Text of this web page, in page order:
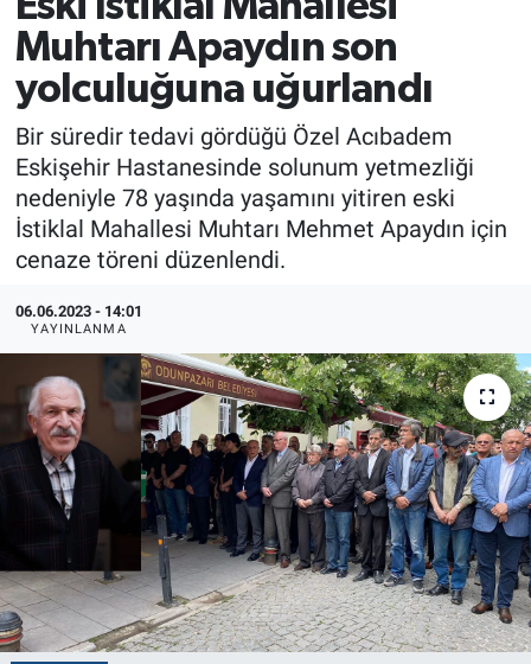
Muhtarı Apaydın son
yolculuğuna uğurlandı
Bir süredir tedavi gördüğü Özel Acıbadem
Eskişehir Hastanesinde solunum yetmezliği
nedeniyle 78 yaşında yaşamını yitiren eski
İstiklal Mahallesi Muhtarı Mehmet Apaydın için
cenaze töreni düzenlendi.
06.06.2023 - 14:01
YAYINLANMA
Türkiye
Dünya
Sağlık
Alış-Veriş/İş dünyası
Eskişehir Arşivi
Röportaj
Ekonomi
Kültür Sanat
Bilecik
Kütahya
Gezi
Genel
Çevre
Yerel
Tüm Manşetler
Son Dakika Haberleri
Haber Arşivi